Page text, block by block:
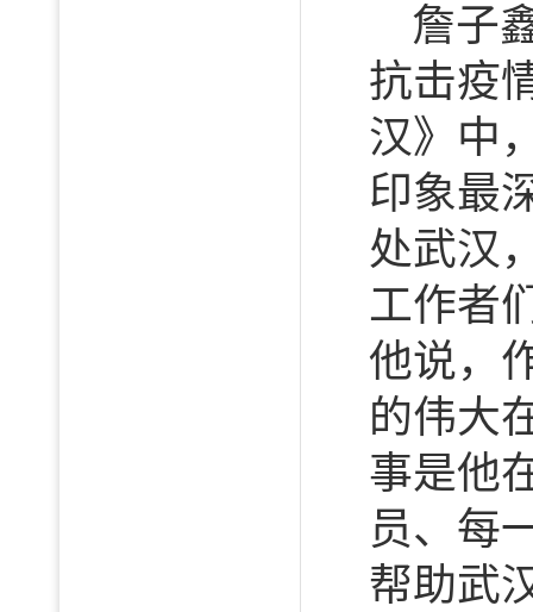
詹子
抗击疫
汉》中
印象最
处武汉
工作者
他说，
的伟大
事是他
员、每
帮助武